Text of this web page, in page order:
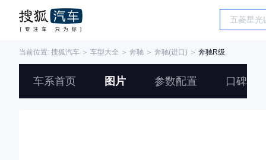
当前位置: 搜狐汽车 ＞ 车型大全 ＞ 奔驰 ＞ 奔驰(进口) ＞ 奔驰R级
车系首页 图片 参数配置 口碑